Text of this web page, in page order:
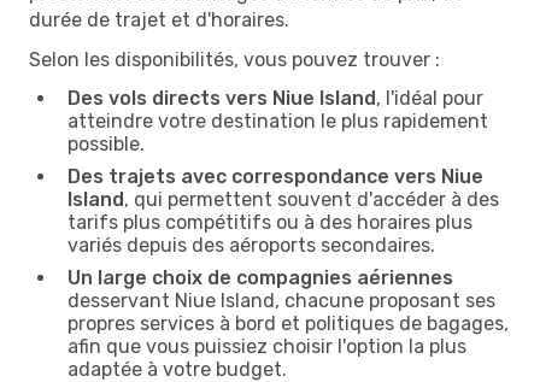
durée de trajet et d'horaires.
Selon les disponibilités, vous pouvez trouver :
Des vols directs vers Niue Island, l'idéal pour
atteindre votre destination le plus rapidement
possible.
Des trajets avec correspondance vers Niue
Island, qui permettent souvent d'accéder à des
tarifs plus compétitifs ou à des horaires plus
variés depuis des aéroports secondaires.
Un large choix de compagnies aériennes
desservant Niue Island, chacune proposant ses
propres services à bord et politiques de bagages,
afin que vous puissiez choisir l'option la plus
adaptée à votre budget.